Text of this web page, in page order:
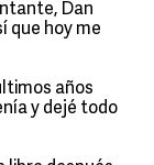
Dan
que hoy me
años
y dejé todo